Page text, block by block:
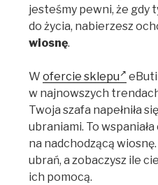
jesteśmy pewni, że gdy
do życia, nabierzesz
wiosnę.
W ofercie sklepu
w najnowszych
Twoja szafa napełniła
ubraniami. To
na nadchodzącą
ubrań, a zobaczysz ile
ich pomocą.